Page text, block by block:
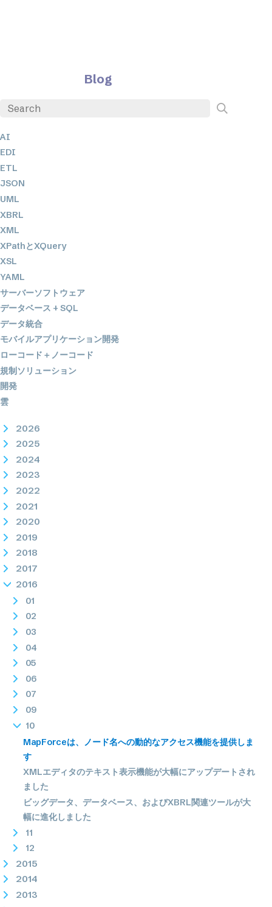
Blog
AI
EDI
ETL
JSON
UML
XBRL
XML
XPathとXQuery
XSL
YAML
サーバーソフトウェア
データベース + SQL
データ統合
モバイルアプリケーション開発
ローコード＋ノーコード
規制ソリューション
開発
雲
2026
2025
2024
2023
2022
2021
2020
2019
2018
2017
2016
01
02
03
04
05
06
07
09
10
MapForceは、ノード名への動的なアクセス機能を提供しま
す
XMLエディタのテキスト表示機能が大幅にアップデートされ
ました
ビッグデータ、データベース、およびXBRL関連ツールが大
幅に進化しました
11
12
2015
2014
2013